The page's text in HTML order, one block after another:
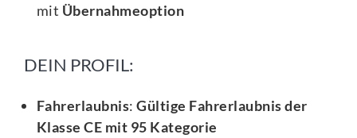
mit Übernahmeoption
DEIN PROFIL:
Fahrerlaubnis:Gültige Fahrerlaubnis der
Klasse CE mit 95 Kategorie